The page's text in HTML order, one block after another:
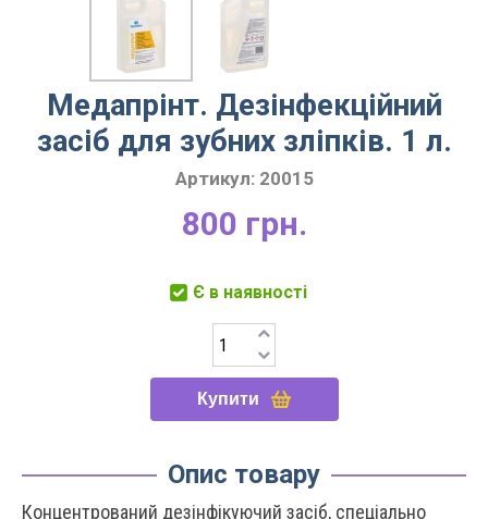
Медапрінт. Дезінфекційний
засіб для зубних зліпків. 1 л.
Артикул: 20015
800 грн.
Є в наявності
Купити
Опис товару
Концентрований дезінфікуючий засіб, спеціально